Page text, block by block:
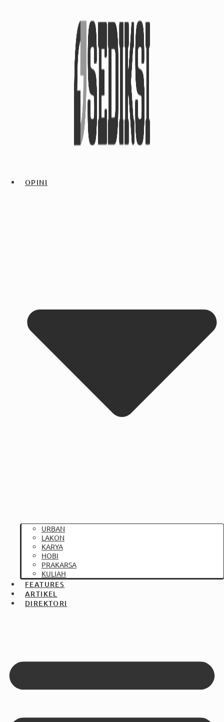
OPINI
URBAN
LAKON
KARYA
HOBI
PRAKARSA
KULIAH
FEATURES
ARTIKEL
DIREKTORI